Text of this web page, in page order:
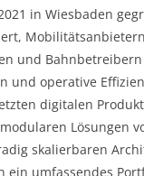
in Wiesbaden
und
und operative
digitalen
Lösungen
skalierbaren
ein umfassendes